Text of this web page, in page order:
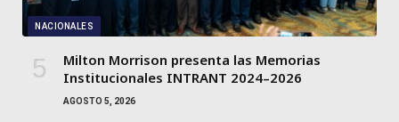
NACIONALES
Milton Morrison presenta las Memorias
Institucionales INTRANT 2024–2026
AGOSTO 5, 2026